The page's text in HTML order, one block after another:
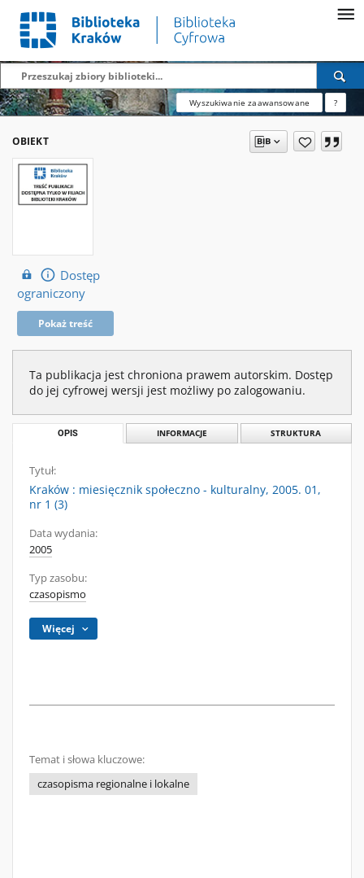
Wyszukiwanie zaawansowane ?
OBIEKT
Dostęp
ograniczony
Pokaż treść
Ta publikacja jest chroniona prawem autorskim. Dostęp
do jej cyfrowej wersji jest możliwy po zalogowaniu.
OPIS INFORMACJE STRUKTURA
Tytuł:
Kraków : miesięcznik społeczno - kulturalny, 2005. 01,
nr 1 (3)
Data wydania:
2005
Typ zasobu:
czasopismo
Więcej
Temat i słowa kluczowe:
czasopisma regionalne i lokalne